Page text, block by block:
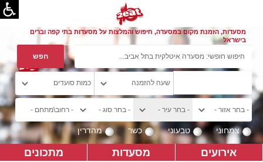
מסעדות, הזמנת מקום במסעדה, חיפוש והמלצות על מסעדות בתי קפה וברים
בישראל
צמחוני טבעוני כשר מהדרין
אירועים מסעדות מתכונים